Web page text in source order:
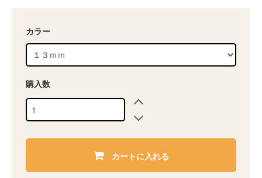
カラー
購入数
カートに入れる